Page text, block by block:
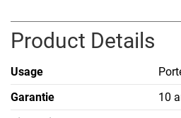
Product Details
Usage
Garantie
10